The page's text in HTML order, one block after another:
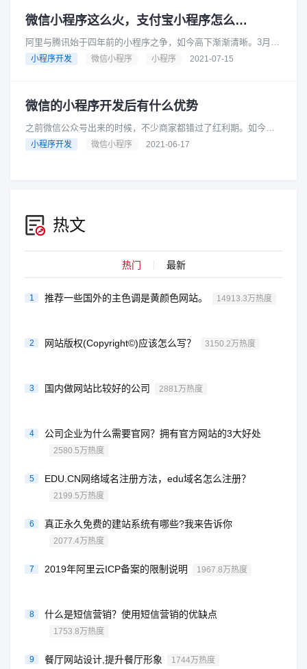
微信小程序这么火，支付宝小程序怎么办？
阿里与腾讯始于四年前的小程序之争，如今高下渐渐清晰。3月下
旬，淘宝特价版计划开通微信小程序、支持微信支付，4月初，闲
小程序开发 微信小程序 小程序 2021-07-15
微信的小程序开发后有什么优势
之前微信公众号出来的时候，不少商家都错过了红利期。如今微
信小程序开发来袭，聪明人都不会再次错过。现在越来越多人想
小程序开发 微信小程序 2021-06-17
热文
热门 最新
1 推荐一些国外的主色调是黄颜色网站。 14913.3万热度
2 网站版权(Copyright©)应该怎么写？ 3150.2万热度
3 国内做网站比较好的公司 2881万热度
4 公司企业为什么需要官网？拥有官方网站的3大好处
2580.5万热度
5 EDU.CN网络域名注册方法，edu域名怎么注册？
2199.5万热度
6 真正永久免费的建站系统有哪些?我来告诉你
2077.4万热度
7 2019年阿里云ICP备案的限制说明 1967.8万热度
8 什么是短信营销？使用短信营销的优缺点
1753.8万热度
9 餐厅网站设计,提升餐厅形象 1744万热度